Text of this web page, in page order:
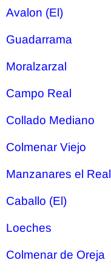
Avalon (El)
Guadarrama
Moralzarzal
Campo Real
Collado Mediano
Colmenar Viejo
Manzanares el Real
Caballo (El)
Loeches
Colmenar de Oreja